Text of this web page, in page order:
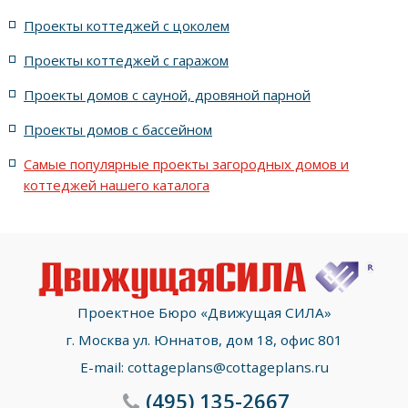
с террасой и 6 комнатами
Проекты коттеджей с цоколем
Проекты коттеджей с гаражом
Проекты домов с сауной, дровяной парной
Проекты домов с бассейном
Самые популярные проекты загородных домов и
коттеджей нашего каталога
Проектное Бюро «Движущая СИЛА»
г. Москва ул. Юннатов, дом 18, офис 801
E-mail: cottageplans@cottageplans.ru
(495)135-2667